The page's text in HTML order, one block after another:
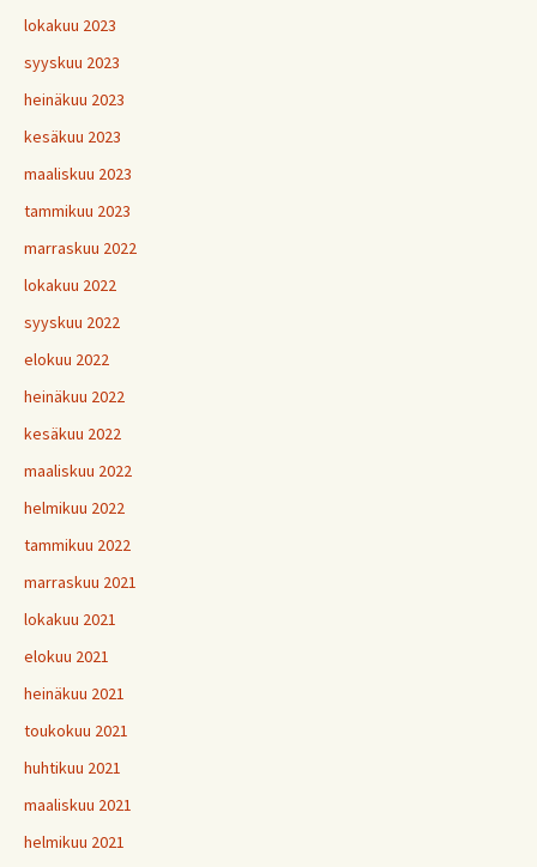
lokakuu 2023
syyskuu 2023
heinäkuu 2023
kesäkuu 2023
maaliskuu 2023
tammikuu 2023
marraskuu 2022
lokakuu 2022
syyskuu 2022
elokuu 2022
heinäkuu 2022
kesäkuu 2022
maaliskuu 2022
helmikuu 2022
tammikuu 2022
marraskuu 2021
lokakuu 2021
elokuu 2021
heinäkuu 2021
toukokuu 2021
huhtikuu 2021
maaliskuu 2021
helmikuu 2021